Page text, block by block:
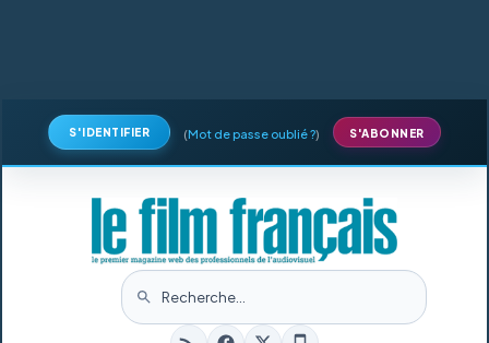
S'IDENTIFIER (Mot de passe oublié ?) S'ABONNER